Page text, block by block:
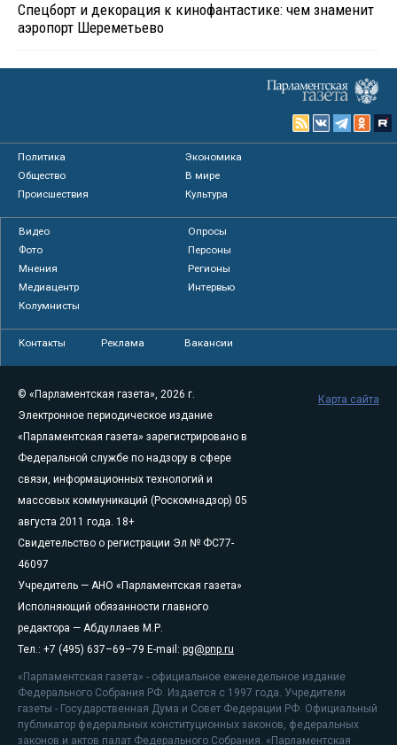
Спецборт и декорация к кинофантастике: чем знаменит
аэропорт Шереметьево
Политика
Экономика
Общество
В мире
Происшествия
Культура
Видео
Опросы
Фото
Персоны
Мнения
Регионы
Медиацентр
Интервью
Колумнисты
Контакты Реклама Вакансии
© «Парламентская газета», 2026 г.
Электронное периодическое издание
«Парламентская газета» зарегистрировано в
Федеральной службе по надзору в сфере
связи, информационных технологий и
массовых коммуникаций (Роскомнадзор) 05
августа 2011 года. 18+
Свидетельство о регистрации Эл № ФС77-
46097
Учредитель — АНО «Парламентская газета»
Исполняющий обязанности главного
редактора — Абдуллаев М.Р.
Тел.: +7 (495) 637–69–79 E-mail: pg@pnp.ru
«Парламентская газета» - официальное еженедельное издание
Федерального Собрания РФ. Издается с 1997 года. Учредители
газеты - Государственная Дума и Совет Федерации РФ. Официальный
публикатор федеральных конституционных законов, федеральных
законов и актов палат Федерального Собрания. «Парламентская
Карта сайта